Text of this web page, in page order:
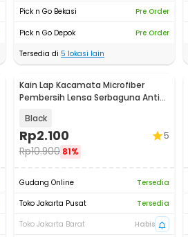
Pick n Go Bekasi
Pre Order
Pick n Go Depok
Pre Order
Tersedia di 5 lokasi lain
Kain Lap Kacamata Microfiber
Pembersih Lensa Serbaguna Anti
Black
Rp2.100
Rp10.900 81%
5
Gudang Online
Tersedia
Toko Jakarta Pusat
Tersedia
Toko Jakarta Barat
Habis